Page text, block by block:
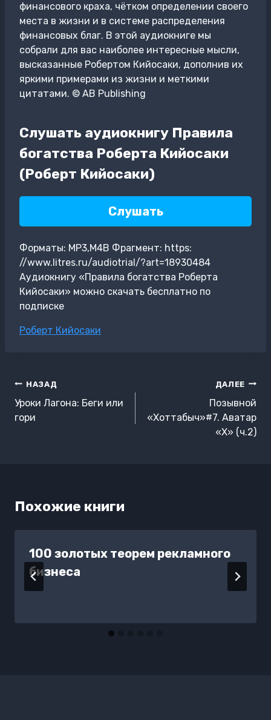
финансового краха, чётком определении своего
места в жизни и в системе распределения
финансовых благ. В этой аудиокниге мы
собрали для вас наиболее интересные мысли,
высказанные Робертом Кийосаки, дополнив их
яркими примерами из жизни и меткими
цитатами. © AB Publishing
Слушать аудиокнигу Правила
богатства Роберта Кийосаки
(Роберт Кийосаки)
Слушать
Форматы: MP3,M4B Фрагмент: https:
//www.litres.ru/audiotrial/?art=18930484
Аудиокнигу «Правила богатства Роберта
Кийосаки» можно скачать бесплатно по
подписке
Метки
Роберт Кийосаки
Навигация
по
записям
НАЗАД
Уроки Лагона: Беги или
гори
ДАЛЕЕ
Позывной
«Хоттабыч»#7. Аватар
«Х» (ч.2)
Похожие книги
100 золотых теорем рекламного
бизнеса